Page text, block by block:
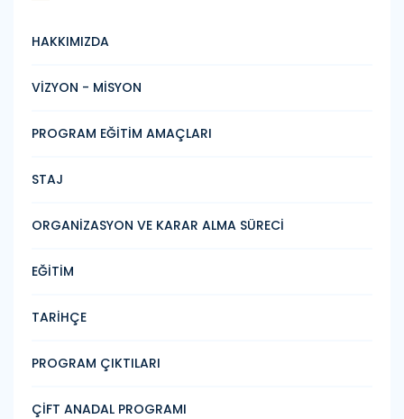
HAKKIMIZDA
VİZYON - MİSYON
PROGRAM EĞİTİM AMAÇLARI
STAJ
ORGANİZASYON VE KARAR ALMA SÜRECİ
EĞİTİM
TARİHÇE
PROGRAM ÇIKTILARI
ÇİFT ANADAL PROGRAMI